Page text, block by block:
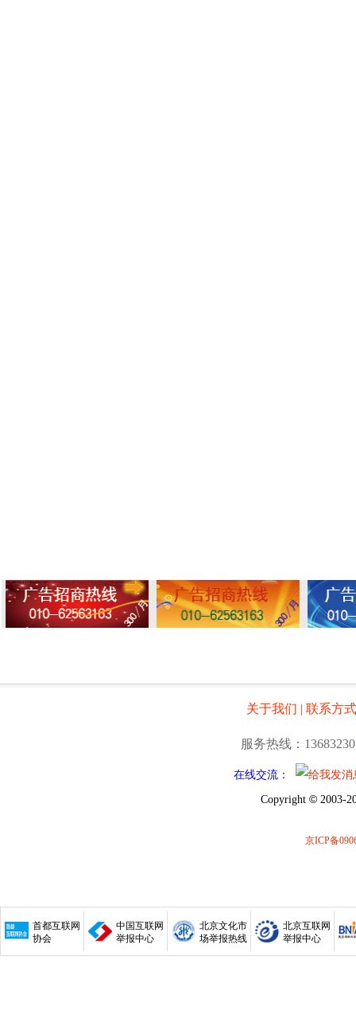
关于我们 | 联系方式
服务热线：
在线交流：
Copyright © 2003-
京ICP备
首都互联网
协会
中国互联网
举报中心
北京文化市
场举报热线
北京互联网
举报中心